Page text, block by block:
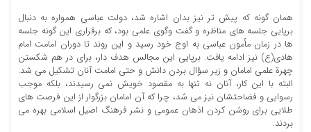
همان گونه که پیش تر نیز بدان اشاره شد، دولت عباسی همواره به دنبال
برپایی جلسه های مناظره و گفت وگوی علمی بود، که برقراری این گونه جلسه
ها در زمان مأمون عباسی به اوج خود رسید و این روند تا دوران امامت امام
هادی(ع) نیز ادامه یافت. برپایی این مجالس هدف دار، برای در هم شکستن
چهرة علمی امامان و زیر سؤال بردن دانش و حتی امامت آنان تشکیل می شد.
البته با این کار، آنان نه تنها به مقصود خویش نمی رسیدند، بلکه موجب
رسوایی و فضاحتشان نیز می شد، چرا که آن امامان بزرگوار از این فرصت های
طلایی برای روشن کردن اذهان عمومی و نشر فرهنگ اصیل اسلامی بهره می
بردند.